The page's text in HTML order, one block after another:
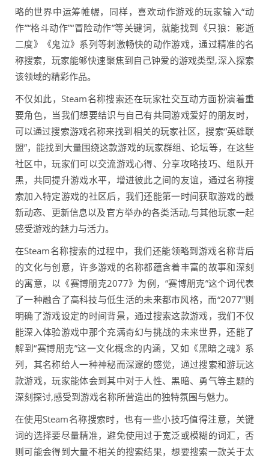
略的世界中运筹帷幄，同样，喜欢动作游戏的玩家输入“动
作”“格斗动作”“冒险动作”等关键词，就能找到《只狼：影逝
二度》《鬼泣》系列等刺激畅快的动作游戏，通过精准的名
称搜索，玩家能够快速聚焦到自己钟爱的游戏类型,深入探索
该领域的精彩作品。
不仅如此，Steam名称搜索还在玩家社交互动方面扮演着重
要角色，当我们想要结识与自己有共同游戏爱好的朋友时，
可以通过搜索游戏名称来找到相关的玩家社区，搜索“英雄联
盟”，能找到大量围绕这款游戏的玩家群组、论坛等，在这些
社区中，玩家们可以交流游戏心得、分享攻略技巧、组队开
黑，共同提升游戏水平，增进彼此之间的友谊，通过名称搜
索加入特定游戏的社区后，我们还能第一时间获取游戏的最
新动态、更新信息以及官方举办的各类活动,与其他玩家一起
感受游戏的魅力与活力。
在Steam名称搜索的过程中，我们还能领略到游戏名称背后
的文化与创意，许多游戏的名称都蕴含着丰富的故事和深刻
的寓意，以《赛博朋克2077》为例，“赛博朋克”这个词代表
了一种融合了高科技与低生活的未来都市风格，而“2077”则
明确了游戏设定的时间背景，通过搜索这款游戏，我们不仅
能深入体验游戏中那个充满奇幻与挑战的未来世界，还能了
解到“赛博朋克”这一文化概念的内涵，又如《黑暗之魂》系
列，其名称给人一种神秘而深邃的感觉，通过搜索和游玩这
款游戏，玩家能体会到其中对于人性、黑暗、勇气等主题的
深刻探讨,感受到游戏名称所营造出的独特氛围与魅力。
在使用Steam名称搜索时，也有一些小技巧值得注意，关键
词的选择要尽量精准，避免使用过于宽泛或模糊的词汇，否
则可能会得到大量不相关的搜索结果，想要搜索一款关于太